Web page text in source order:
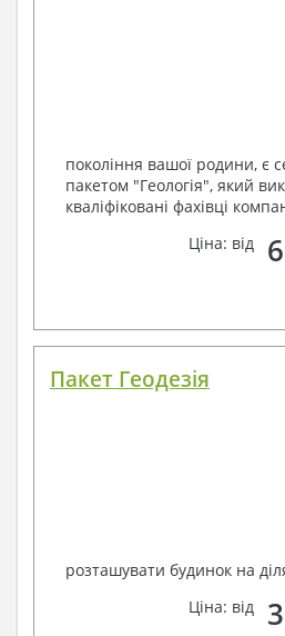
покоління вашої родини, є
пакетом "Геологія", який
кваліфіковані фахівці
Ціна: від
Пакет Геодезія
розташувати будинок на
Ціна: від